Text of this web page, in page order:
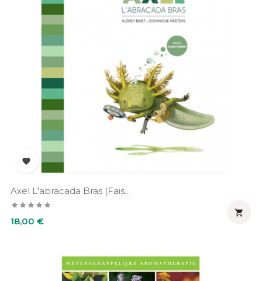

Axel L'abracada Bras (Fais...
Prix
18,00 €
